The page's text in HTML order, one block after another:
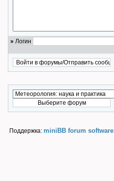
» Логин
Поддержка: miniBB forum software